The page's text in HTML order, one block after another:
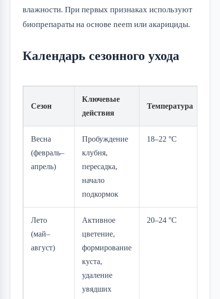
влажности. При первых признаках используют
биопрепараты на основе neem или акарициды.
Календарь сезонного ухода
Сезон
Ключевые
действия
Температура
Весна
(февраль–
апрель)
Пробуждение
клубня,
пересадка,
начало
подкормок
18–22 °C
Лето
(май–
август)
Активное
цветение,
формирование
куста,
удаление
увядших
20–24 °C